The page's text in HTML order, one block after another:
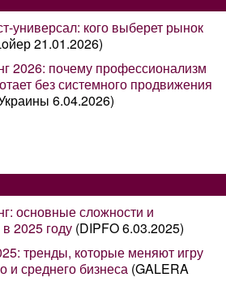
универсал: кого выберет рынок
21.01.2026)
2026: почему профессионализм
без системного продвижения
6.04.2026)
основные сложности и
2025 году (DIPFO 6.03.2025)
тренды, которые меняют игру
и среднего бизнеса (GALERA